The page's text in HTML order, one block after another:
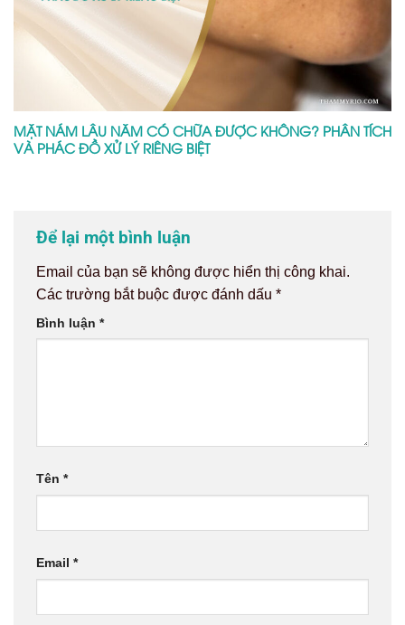
MẶT NÁM LÂU NĂM CÓ CHỮA ĐƯỢC KHÔNG? PHÂN TÍCH
VÀ PHÁC ĐỒ XỬ LÝ RIÊNG BIỆT
Để lại một bình luận
Email của bạn sẽ không được hiển thị công khai.
Các trường bắt buộc được đánh dấu *
Bình luận *
Tên *
Email *